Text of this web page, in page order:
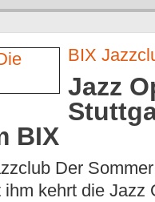
BIX
Jazz
BIX
Der
kehrt die Jazz